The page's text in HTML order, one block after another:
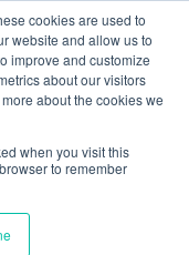
cookies are used to
website and allow us to
improve and customize
about our visitors
about the cookies we
when you visit this
to remember
para